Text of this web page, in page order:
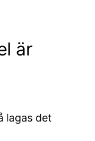
är
lagas det